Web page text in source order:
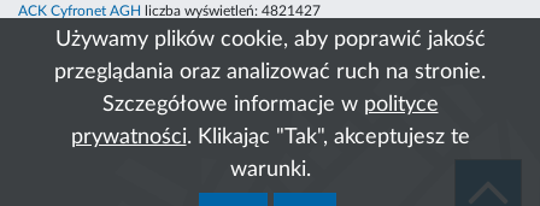
Używamy plików cookie, aby poprawić jakość
przeglądania oraz analizować ruch na stronie.
Szczegółowe informacje w polityce
prywatności. Klikając "Tak", akceptujesz te
warunki.
ACK Cyfronet AGH
liczba wyświetleń: 4821427